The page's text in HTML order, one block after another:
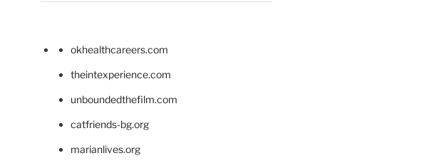
okhealthcareers.com
theintexperience.com
unboundedthefilm.com
catfriends-bg.org
marianlives.org